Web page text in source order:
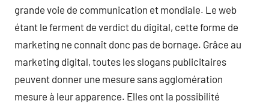
grande voie de communication et mondiale. Le web
étant le ferment de verdict du digital, cette forme de
marketing ne connaît donc pas de bornage. Grâce au
marketing digital, toutes les slogans publicitaires
peuvent donner une mesure sans agglomération
mesure à leur apparence. Elles ont la possibilité